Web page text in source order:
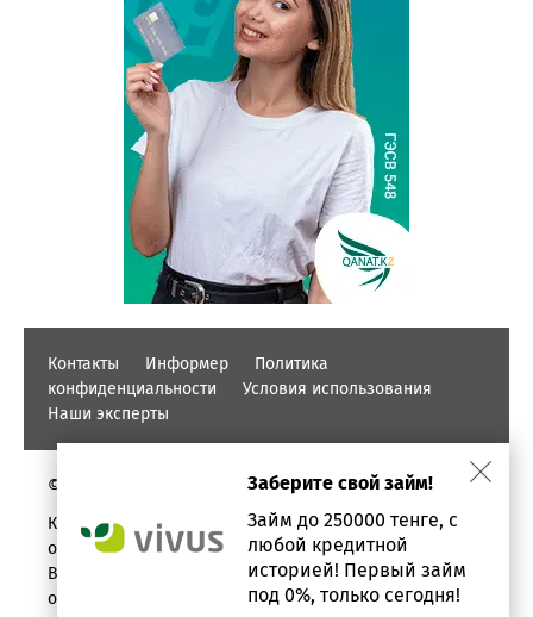
Контакты Информер
Политика
конфиденциальности
Условия использования
Наши эксперты
© PROFINZ.KZ
Казахстан, г. Алматы, проспект Аль-фараби, дом 17,
офис 1602
Вся информация о кредитах и займах предоставлена в
ознакомительных целях.
Заберите свой займ!
Займ до 250000 тенге, с
любой кредитной
историей! Первый займ
под 0%, только сегодня!